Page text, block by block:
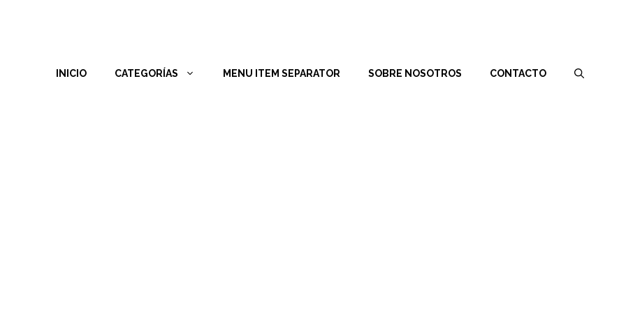
INICIO CATEGORÍAS MENU ITEM SEPARATOR SOBRE NOSOTROS CONTACTO